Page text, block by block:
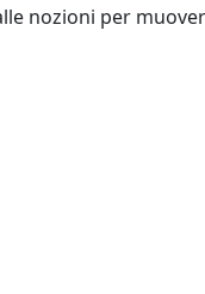
nozioni per